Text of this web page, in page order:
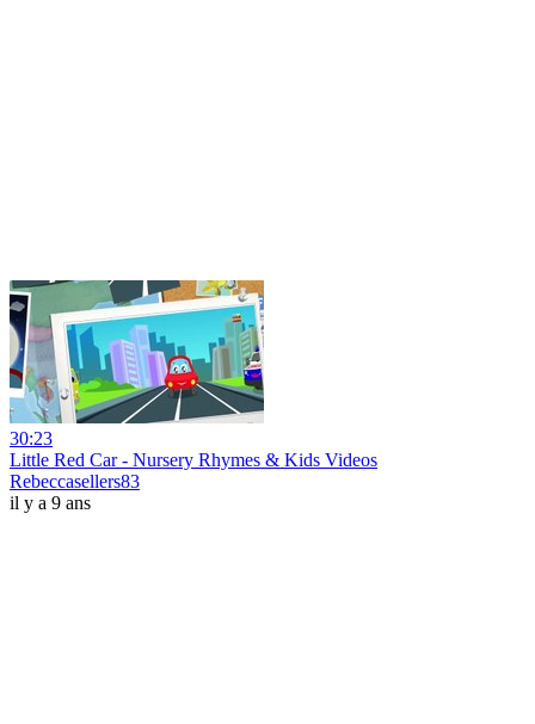
30:23
Little Red Car - Nursery Rhymes & Kids Videos
Rebeccasellers83
il y a 9 ans